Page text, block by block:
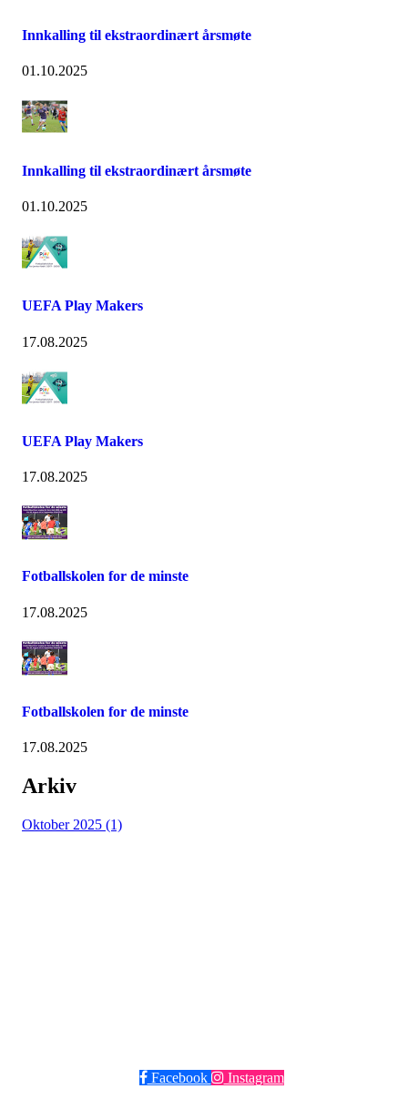
Innkalling til ekstraordinært årsmøte
01.10.2025
Innkalling til ekstraordinært årsmøte
01.10.2025
UEFA Play Makers
17.08.2025
UEFA Play Makers
17.08.2025
Fotballskolen for de minste
17.08.2025
Fotballskolen for de minste
17.08.2025
Arkiv
Oktober 2025 (1)
Facebook Instagram